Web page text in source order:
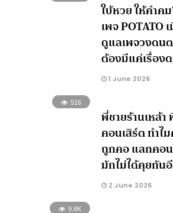
ใบ้หวย ให้คำค
เพจ POTATO
ดูแลเพจวงดน
ต้องมีแค่เรื่อง
1 June 2026
516
พี่ชายร้านเหล้า
คอนเสิร์ต ทำไ
ถูกคอ แลกคอ
มักไม่ได้คุยกัน
2 June 2026
9.8K